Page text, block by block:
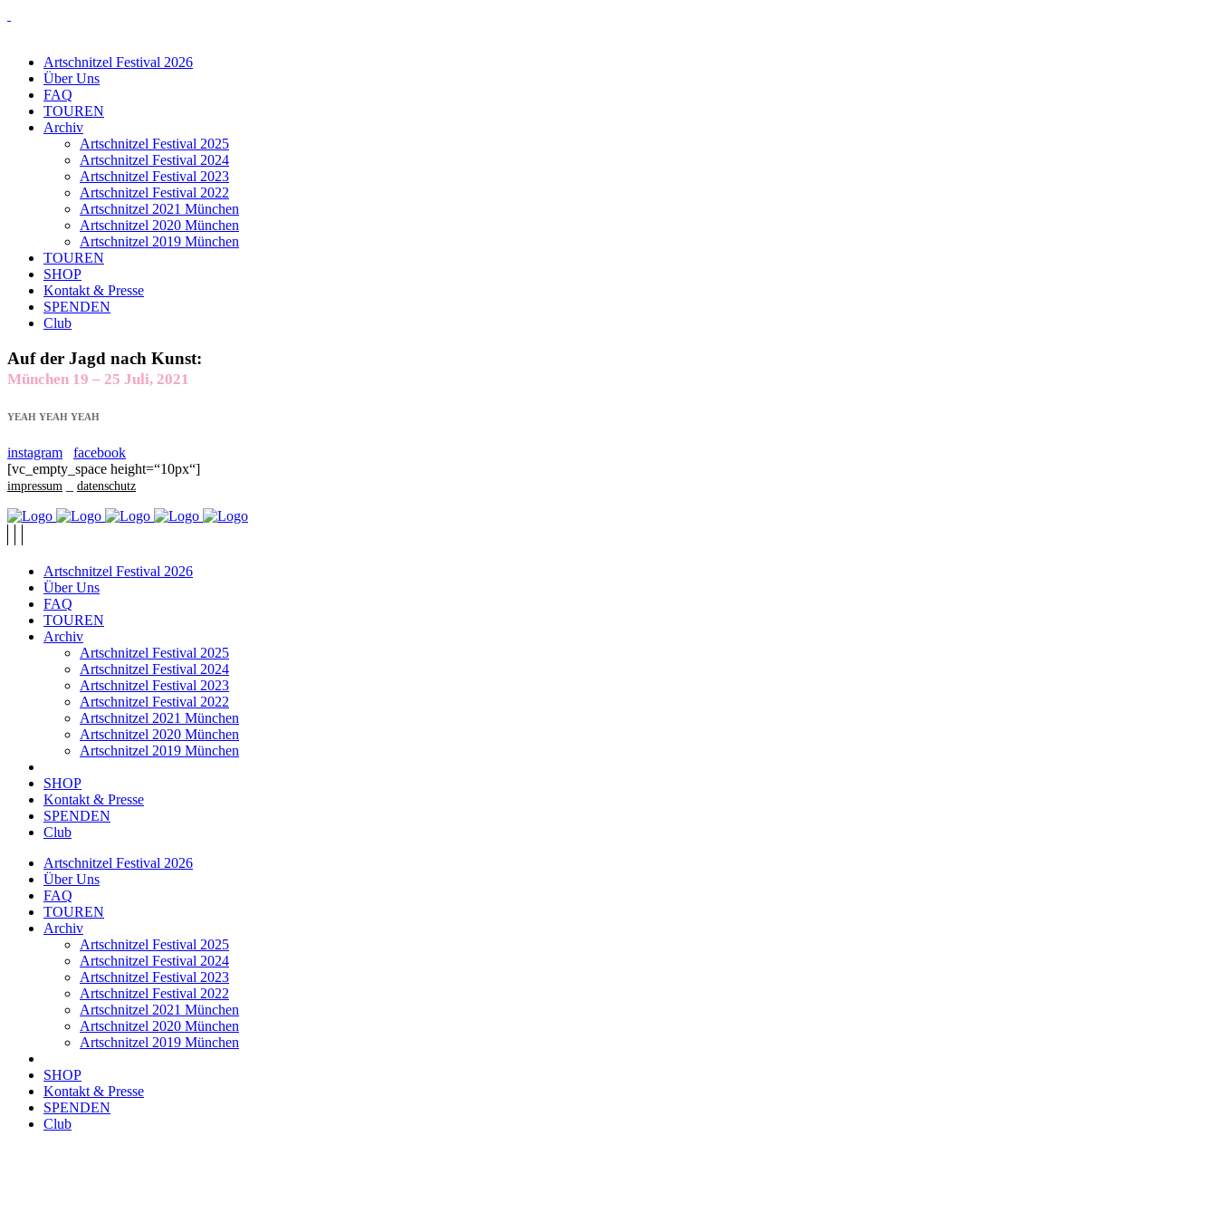
Artschnitzel Festival 2026
Über Uns
FAQ
TOUREN
Archiv
Artschnitzel Festival 2025
Artschnitzel Festival 2024
Artschnitzel Festival 2023
Artschnitzel Festival 2022
Artschnitzel 2021 München
Artschnitzel 2020 München
Artschnitzel 2019 München
TOUREN
SHOP
Kontakt & Presse
SPENDEN
Club
Auf der Jagd nach Kunst:
München 19 – 25 Juli, 2021
YEAH YEAH YEAH
instagram
facebook
[vc_empty_space height=“10px“]
impressum datenschutz
Artschnitzel Festival 2026
Über Uns
FAQ
TOUREN
Archiv
Artschnitzel Festival 2025
Artschnitzel Festival 2024
Artschnitzel Festival 2023
Artschnitzel Festival 2022
Artschnitzel 2021 München
Artschnitzel 2020 München
Artschnitzel 2019 München
SHOP
Kontakt & Presse
SPENDEN
Club
Artschnitzel Festival 2026
Über Uns
FAQ
TOUREN
Archiv
Artschnitzel Festival 2025
Artschnitzel Festival 2024
Artschnitzel Festival 2023
Artschnitzel Festival 2022
Artschnitzel 2021 München
Artschnitzel 2020 München
Artschnitzel 2019 München
SHOP
Kontakt & Presse
SPENDEN
Club